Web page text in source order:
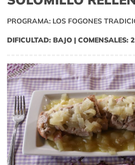
PROGRAMA: LOS FOGONES
DIFICULTAD: BAJO | COMENSALES: 2